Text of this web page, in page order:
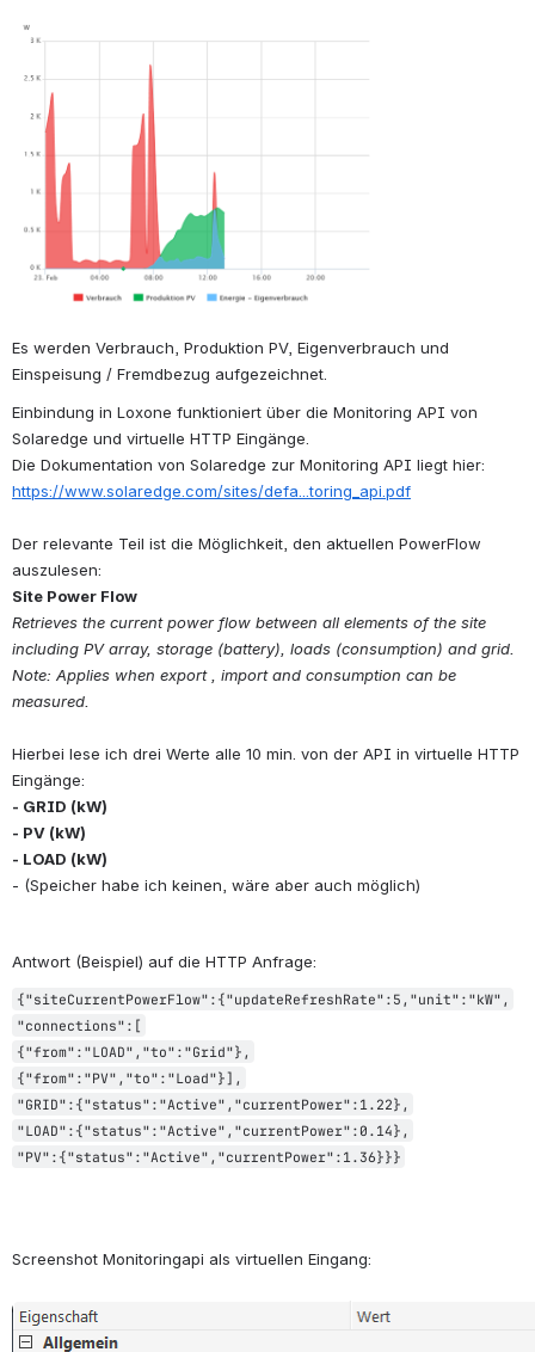
Es werden Verbrauch, Produktion PV, Eigenverbrauch und
Einspeisung / Fremdbezug aufgezeichnet.
Einbindung in Loxone funktioniert über die Monitoring API von
Solaredge und virtuelle HTTP Eingänge.
https://www.solaredge.com/sites/defa...toring_api.pdf
Der relevante Teil ist die Möglichkeit, den aktuellen PowerFlow
auszulesen:
Site Power Flow
Retrieves the current power flow between all elements of the site
including PV array, storage (battery), loads (consumption) and grid.
Note: Applies when export , import and consumption can be
measured.
Hierbei lese ich drei Werte alle 10 min. von der API in virtuelle HTTP
Eingänge:
- GRID (kW)
- PV (kW)
- LOAD (kW)
- (Speicher habe ich keinen, wäre aber auch möglich)
Antwort (Beispiel) auf die HTTP Anfrage:
{"siteCurrentPowerFlow":{"updateRefreshRate":5,"unit":"kW",
"connections":[
{"from":"LOAD","to":"Grid"},
{"from":"PV","to":"Load"}],
"GRID":{"status":"Active","currentPower":1.22},
"LOAD":{"status":"Active","currentPower":0.14},
"PV":{"status":"Active","currentPower":1.36}}}
Screenshot Monitoringapi als virtuellen Eingang:
öffnen